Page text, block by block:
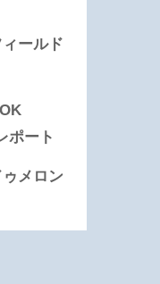
ールド
ポート
ゥメロン